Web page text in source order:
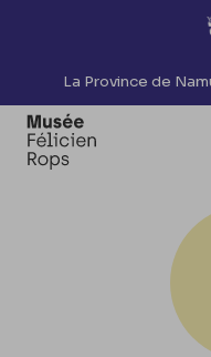
Accèder
La Province de